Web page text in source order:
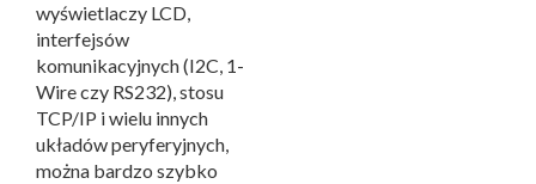
wyświetlaczy LCD,
interfejsów
komunikacyjnych (I2C, 1-
Wire czy RS232), stosu
TCP/IP i wielu innych
układów peryferyjnych,
można bardzo szybko